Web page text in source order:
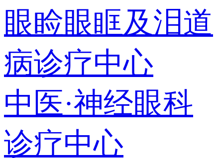
眼睑眼眶及泪道
病诊疗中心
中医·神经眼科
诊疗中心